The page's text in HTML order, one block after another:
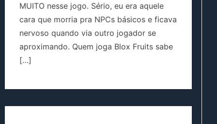
MUITO nesse jogo. Sério, eu era aquele
cara que morria pra NPCs básicos e ficava
nervoso quando via outro jogador se
aproximando. Quem joga Blox Fruits sabe
[…]